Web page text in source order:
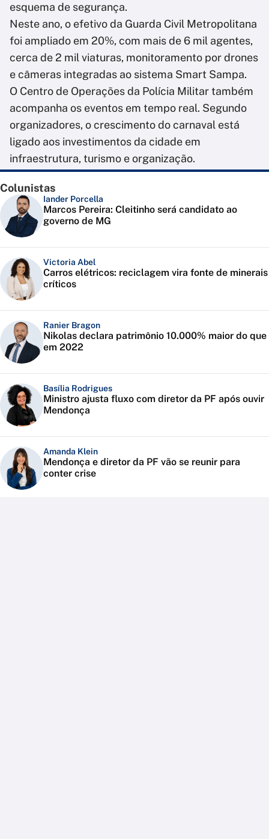
esquema de segurança.
Neste ano, o efetivo da Guarda Civil Metropolitana
foi ampliado em 20%, com mais de 6 mil agentes,
cerca de 2 mil viaturas, monitoramento por drones
e câmeras integradas ao sistema Smart Sampa.
O Centro de Operações da Polícia Militar também
acompanha os eventos em tempo real. Segundo
organizadores, o crescimento do carnaval está
ligado aos investimentos da cidade em
infraestrutura, turismo e organização.
Colunistas
Iander Porcella
Marcos Pereira: Cleitinho será candidato ao
governo de MG
Victoria Abel
Carros elétricos: reciclagem vira fonte de minerais
críticos
Ranier Bragon
Nikolas declara patrimônio 10.000% maior do que
em 2022
Basília Rodrigues
Ministro ajusta fluxo com diretor da PF após ouvir
Mendonça
Amanda Klein
Mendonça e diretor da PF vão se reunir para
conter crise